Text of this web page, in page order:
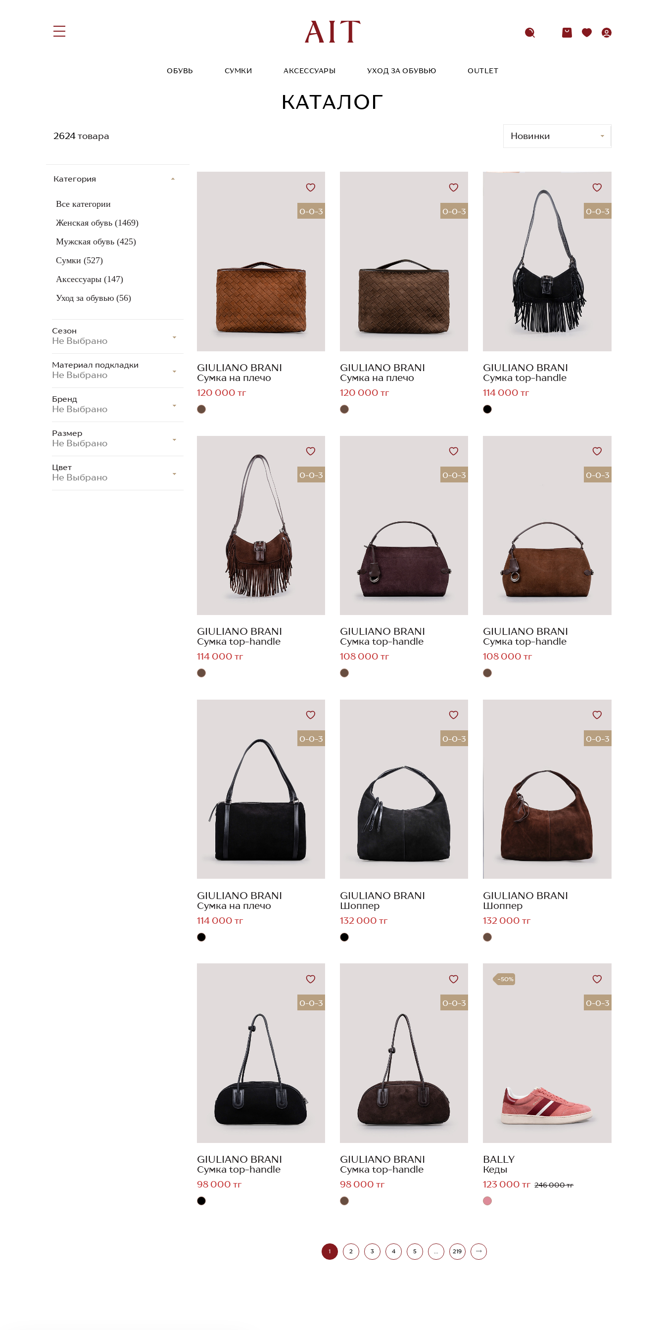
ОБУВЬ СУМКИ АКСЕССУАРЫ УХОД ЗА ОБУВЬЮ OUTLET
КАТАЛОГ
Категория
Все категории
Женская обувь (1469)
Мужская обувь (425)
Сумки (527)
Аксессуары (147)
Уход за обувью (56)
Сезон
Не Выбрано
Материал подкладки
Не Выбрано
Бренд
Не Выбрано
Размер
Не Выбрано
Цвет
Не Выбрано
0-0-3
GIULIANO BRANI
Сумка на плечо
120 000 тг
0-0-3
GIULIANO BRANI
Сумка на плечо
120 000 тг
0-0-3
GIULIANO BRANI
Сумка top-handle
114 000 тг
0-0-3
GIULIANO BRANI
Сумка top-handle
114 000 тг
0-0-3
GIULIANO BRANI
Сумка top-handle
108 000 тг
0-0-3
GIULIANO BRANI
Сумка top-handle
108 000 тг
0-0-3
GIULIANO BRANI
Сумка на плечо
114 000 тг
0-0-3
GIULIANO BRANI
Шоппер
132 000 тг
0-0-3
GIULIANO BRANI
Шоппер
132 000 тг
0-0-3
GIULIANO BRANI
Сумка top-handle
98 000 тг
0-0-3
GIULIANO BRANI
Сумка top-handle
98 000 тг
-50%
0-0-3
BALLY
Кеды
123 000 тг 246 000 тг
1 2 3 4 5 219
2624товара